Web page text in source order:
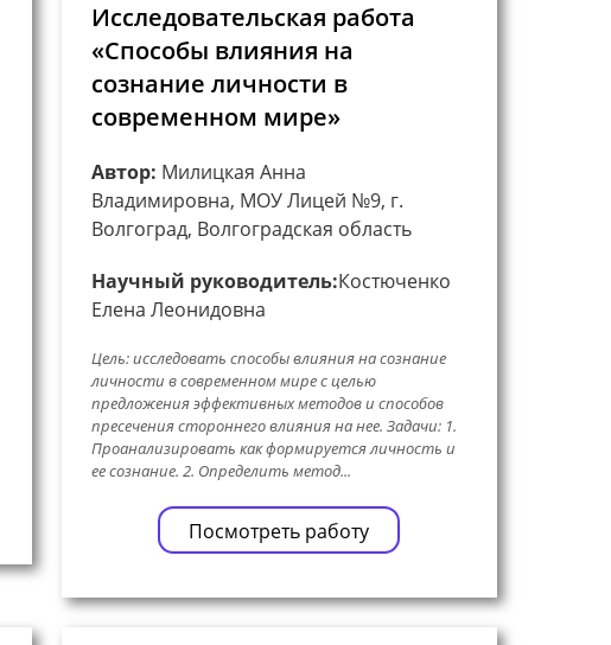
Исследовательская работа
«Способы влияния на
сознание личности в
современном мире»
Автор: Милицкая Анна
Владимировна, МОУ Лицей №9, г.
Волгоград, Волгоградская область
Научный руководитель:Костюченко
Елена Леонидовна
Цель: исследовать способы влияния на сознание
личности в современном мире с целью
предложения эффективных методов и способов
пресечения стороннего влияния на нее. Задачи: 1.
Проанализировать как формируется личность и
ее сознание. 2. Определить метод...
Посмотреть работу